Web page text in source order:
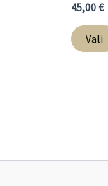
45,00€
Vali